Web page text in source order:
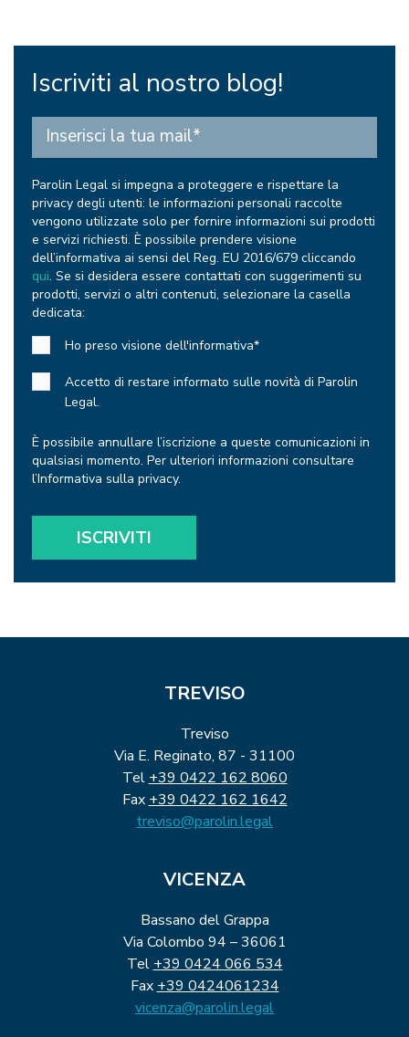
Iscriviti al nostro blog!
Parolin Legal si impegna a proteggere e rispettare la
privacy degli utenti: le informazioni personali raccolte
vengono utilizzate solo per fornire informazioni sui prodotti
e servizi richiesti. È possibile prendere visione
dell’informativa ai sensi del Reg. EU 2016/679 cliccando
qui. Se si desidera essere contattati con suggerimenti su
prodotti, servizi o altri contenuti, selezionare la casella
dedicata:
Ho preso visione dell'informativa*
Accetto di restare informato sulle novità di Parolin
Legal.
È possibile annullare l’iscrizione a queste comunicazioni in
qualsiasi momento. Per ulteriori informazioni consultare
l’Informativa sulla privacy.
TREVISO
Treviso
Via E. Reginato, 87 - 31100
Tel +39 0422 162 8060
Fax +39 0422 162 1642
treviso@parolin.legal
VICENZA
Bassano del Grappa
Via Colombo 94 – 36061
Tel +39 0424 066 534
Fax +39 0424061234
vicenza@parolin.legal